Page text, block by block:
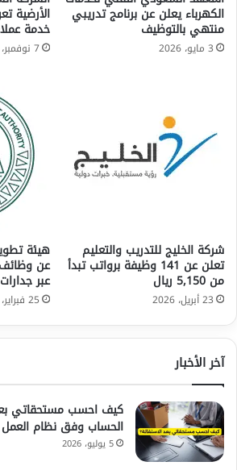
الكهرباء يعلن عن برنامج تدريبي
منتهي بالتوظيف
3 مايو، 2026
الأرضية
خدمة
7 نوفمبر، 2025
شركة الخليج للتدريب والتعليم
تعلن عن 141 وظيفة برواتب تبدأ
من 5,150 ريال
23 أبريل، 2026
هيئة
عن
عبر جدارات
25 فبراير، 2026
آخر الأخبار
كيف احسب مستحقاتي
الحساب وفق نظام
5 يوليو، 2026